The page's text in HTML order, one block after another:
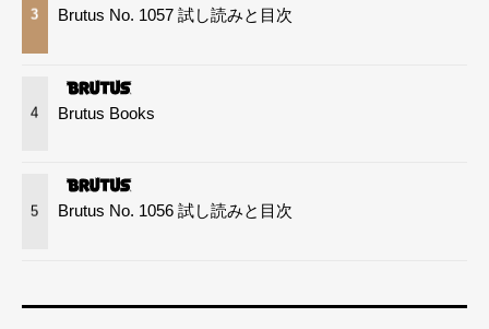
3 Brutus No. 1057 試し読みと目次
4 Brutus Books
5 Brutus No. 1056 試し読みと目次